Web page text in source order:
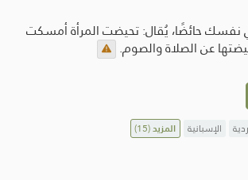
نفسك حائضًا، يُقال: تحيضت المرأة أمسكت
عن الصلاة والصوم.
الإسبانية المزيد(15)